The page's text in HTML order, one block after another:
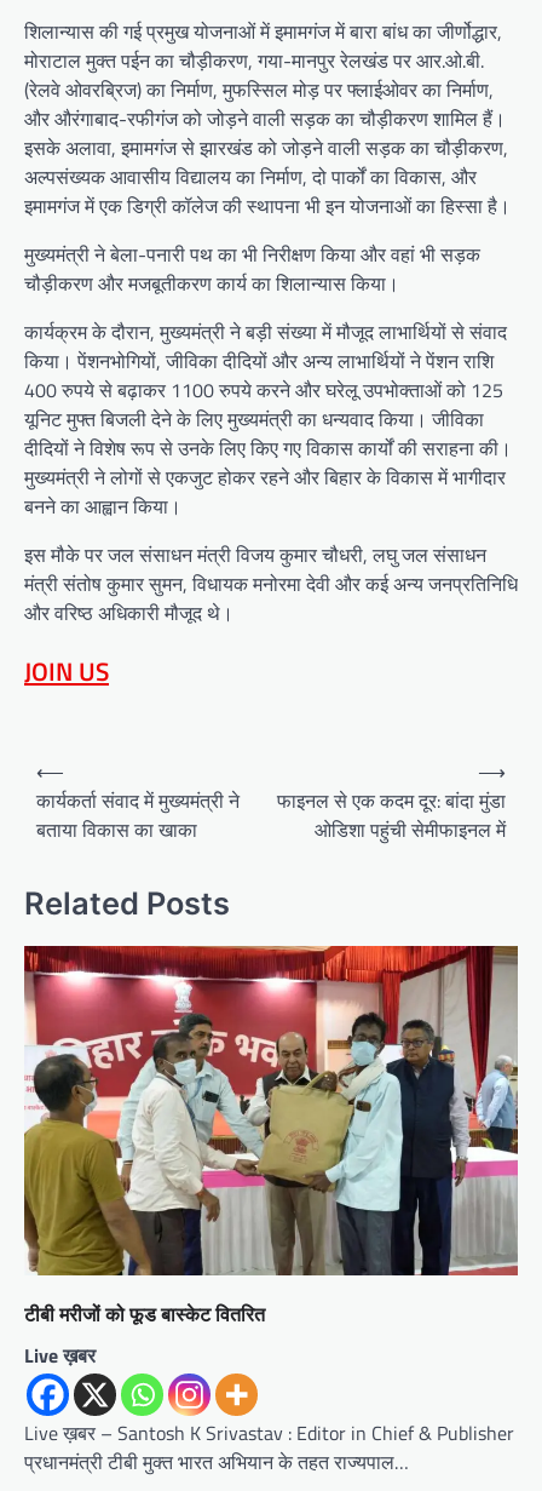
शिलान्यास की गई प्रमुख योजनाओं में इमामगंज में बारा बांध का जीर्णोद्धार,
मोराटाल मुक्त पईन का चौड़ीकरण, गया-मानपुर रेलखंड पर आर.ओ.बी.
(रेलवे ओवरब्रिज) का निर्माण, मुफस्सिल मोड़ पर फ्लाईओवर का निर्माण,
और औरंगाबाद-रफीगंज को जोड़ने वाली सड़क का चौड़ीकरण शामिल हैं।
इसके अलावा, इमामगंज से झारखंड को जोड़ने वाली सड़क का चौड़ीकरण,
अल्पसंख्यक आवासीय विद्यालय का निर्माण, दो पार्कों का विकास, और
इमामगंज में एक डिग्री कॉलेज की स्थापना भी इन योजनाओं का हिस्सा है।
मुख्यमंत्री ने बेला-पनारी पथ का भी निरीक्षण किया और वहां भी सड़क
चौड़ीकरण और मजबूतीकरण कार्य का शिलान्यास किया।
कार्यक्रम के दौरान, मुख्यमंत्री ने बड़ी संख्या में मौजूद लाभार्थियों से संवाद
किया। पेंशनभोगियों, जीविका दीदियों और अन्य लाभार्थियों ने पेंशन राशि
400 रुपये से बढ़ाकर 1100 रुपये करने और घरेलू उपभोक्ताओं को 125
यूनिट मुफ्त बिजली देने के लिए मुख्यमंत्री का धन्यवाद किया। जीविका
दीदियों ने विशेष रूप से उनके लिए किए गए विकास कार्यों की सराहना की।
मुख्यमंत्री ने लोगों से एकजुट होकर रहने और बिहार के विकास में भागीदार
बनने का आह्वान किया।
इस मौके पर जल संसाधन मंत्री विजय कुमार चौधरी, लघु जल संसाधन
मंत्री संतोष कुमार सुमन, विधायक मनोरमा देवी और कई अन्य जनप्रतिनिधि
और वरिष्ठ अधिकारी मौजूद थे।
JOIN US
Post
navigation
⟵
कार्यकर्ता संवाद में मुख्यमंत्री ने
बताया विकास का खाका
फाइनल से एक कदम दूर: बांदा मुंडा
ओडिशा पहुंची सेमीफाइनल में
⟶
Related Posts
टीबी मरीजों को फूड बास्केट वितरित
Live ख़बर
Live ख़बर – Santosh K Srivastav : Editor in Chief & Publisher
प्रधानमंत्री टीबी मुक्त भारत अभियान के तहत राज्यपाल…